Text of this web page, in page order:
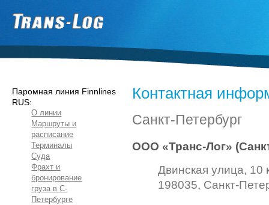
Паромная линия Finnlines
RUS:
О линии
Маршруты и
расписание
Терминалы
Суда
Фрахт и
бронирование
груза в С-
Петербурге
Контактная
Санкт-Петербург
ООО «Транс-Лог»
Двинская улица, 10
198035, Санкт-